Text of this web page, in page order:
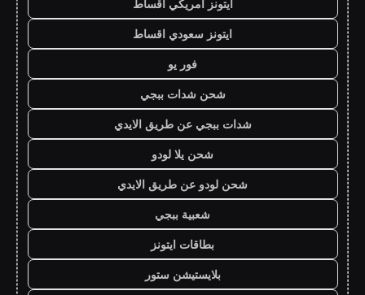
ايتونز امريكي اقساط
ايتونز سعودي اقساط
فور يو
شحن شدات ببجي
شدات ببجي عن طريق الايدي
شحن يلا لودو
شحن لودو عن طريق الايدي
شعبية ببجي
بطاقات ايتونز
بلايستيشن ستور